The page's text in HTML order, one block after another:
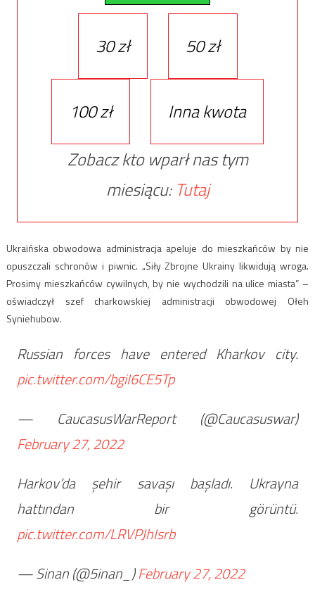
30 zł 50 zł
100 zł
Inna kwota
Zobacz kto wparł nas tym
miesiącu: Tutaj
Ukraińska obwodowa administracja apeluje do mieszkańców by nie
opuszczali schronów i piwnic. „Siły Zbrojne Ukrainy likwidują wroga.
Prosimy mieszkańców cywilnych, by nie wychodzili na ulice miasta” –
oświadczył szef charkowskiej administracji obwodowej Ołeh
Syniehubow.
Russian forces have entered Kharkov city.
pic.twitter.com/bgiI6CE5Tp
— CaucasusWarReport (@Caucasuswar)
February 27, 2022
Harkov’da şehir savaşı başladı. Ukrayna
hattından bir görüntü.
pic.twitter.com/LRVPJhIsrb
— Sinan (@5inan_)February 27, 2022